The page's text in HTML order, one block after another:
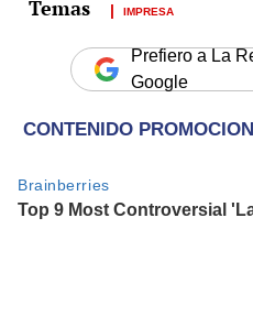
IMPRESA
Prefiero a La
Google